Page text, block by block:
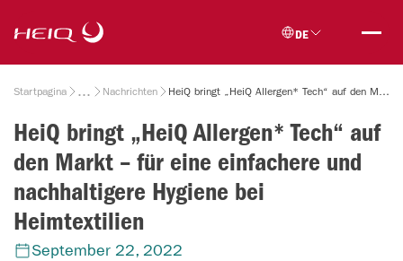
main
content
DE
Breadcrumb
Startpagina Nachrichten HeiQ bringt „HeiQ Allergen* Tech“ auf den Markt – für eine einfachere und nachhaltigere Hygiene bei Heimtextilien
HeiQ bringt „HeiQ Allergen* Tech“ auf
den Markt – für eine einfachere und
nachhaltigere Hygiene bei
Heimtextilien
September 22, 2022